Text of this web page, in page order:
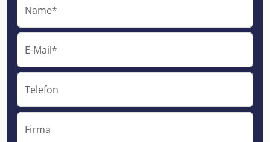
Name*
E-Mail*
Telefon
Firma